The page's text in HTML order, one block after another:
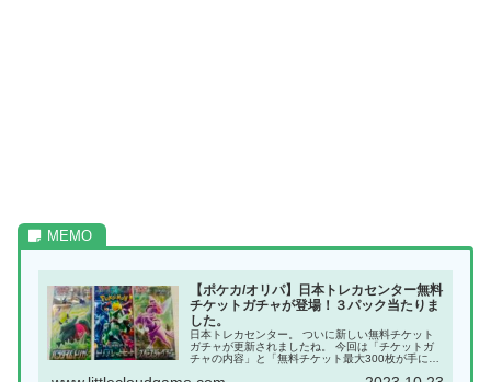
【ポケカ/オリパ】日本トレカセンター無料
チケットガチャが登場！３パック当たりま
した。
日本トレカセンター。 ついに新しい無料チケット
ガチャが更新されましたね。 今回は「チケットガ
チャの内容」と「無料チケット最大300枚が手に入